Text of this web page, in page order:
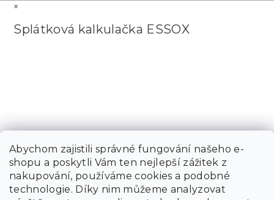
Abychom zajistili správné fungování našeho e-
shopu a poskytli Vám ten nejlepší zážitek z
nakupování, používáme cookies a podobné
technologie. Díky nim můžeme analyzovat
×
Splátková kalkulačka ESSOX